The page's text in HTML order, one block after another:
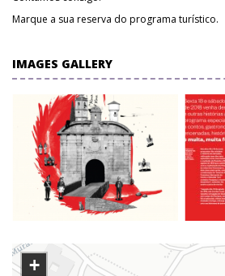
Marque a sua reserva do programa turístico.
IMAGES GALLERY
+